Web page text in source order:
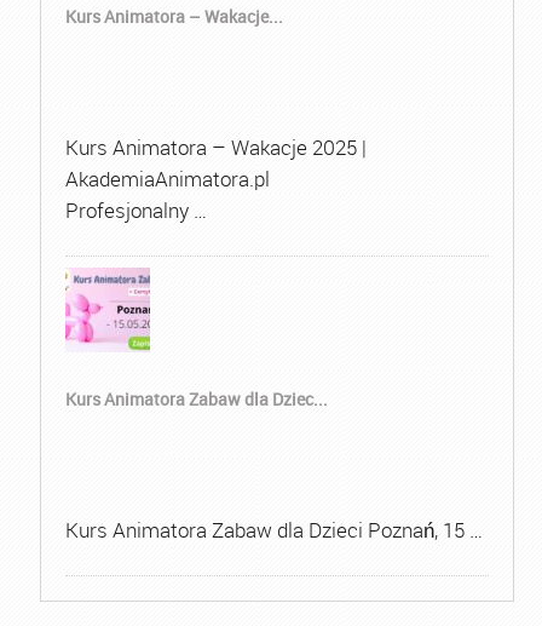
Kurs Animatora – Wakacje...
Kurs Animatora – Wakacje 2025 |
AkademiaAnimatora.pl
Profesjonalny …
Kurs Animatora Zabaw dla Dziec...
Kurs Animatora Zabaw dla Dzieci Poznań, 15 …